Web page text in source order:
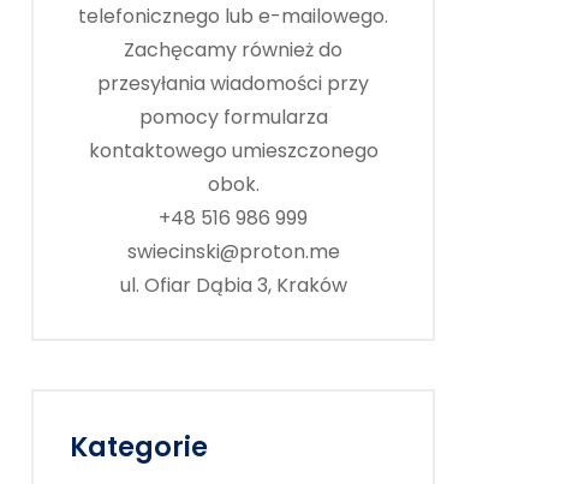
telefonicznego lub e-mailowego.
Zachęcamy również do
przesyłania wiadomości przy
pomocy formularza
kontaktowego umieszczonego
obok.
+48 516 986 999
swiecinski@proton.me
ul. Ofiar Dąbia 3, Kraków
Kategorie